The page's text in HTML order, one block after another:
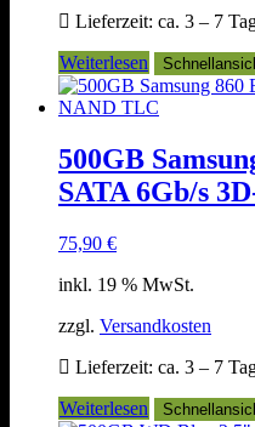
Lieferzeit: ca. 3 – 7
Weiterlesen
500GB
SATA 6Gb/s
75,90 €
inkl. 19 % MwSt.
zzgl. Versandkosten
Lieferzeit: ca. 3 – 7
Weiterlesen